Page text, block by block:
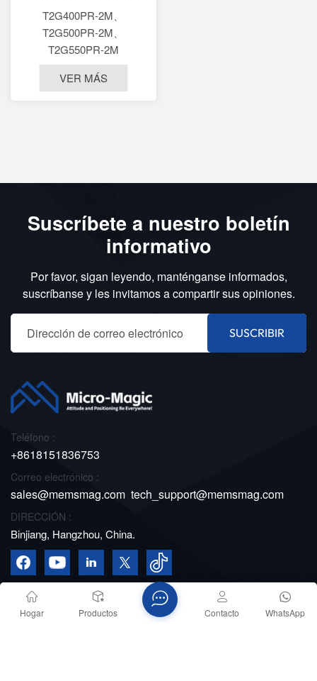
Máquina De Prueba De
Temperatura
T2G400PR-2M、
T2G500PR-2M、
T2G550PR-2M
VER MÁS
Suscríbete a nuestro boletín
informativo
Por favor, sigan leyendo, manténganse informados,
suscríbanse y les invitamos a compartir sus opiniones.
SUSCRIBIR
Teléfono :
+8618151836753
Correo electrónico :
sales@memsmag.com tech_support@memsmag.com
DIRECCIÓN :
Binjiang, Hangzhou, China.
Derechos de autor © 2026 Micro-Magic Inc. Reservados
Hogar Productos WhatsApp
Contacto